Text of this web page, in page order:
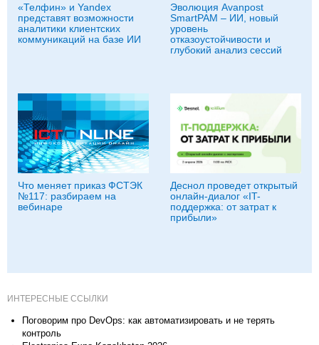
«Телфин» и Yandex
представят возможности
аналитики клиентских
коммуникаций на базе ИИ
Эволюция Avanpost
SmartPAM – ИИ, новый
уровень
отказоустойчивости и
глубокий анализ сессий
Что меняет приказ ФСТЭК
№117: разбираем на
вебинаре
Деснол проведет открытый
онлайн-диалог «IT-
поддержка: от затрат к
прибыли»
ИНТЕРЕСНЫЕ ССЫЛКИ
Поговорим про DevOps: как автоматизировать и не терять
контроль